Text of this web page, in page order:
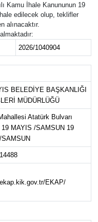
Kamu İhale Kanununun 19
edilecek olup, teklifler
alınacaktır.
2026/1040904
BELEDİYE BAŞKANLIĞI
MÜDÜRLÜĞÜ
Atatürk Bulvarı
19 MAYIS /SAMSUN 19
SAMSUN
EKAP/